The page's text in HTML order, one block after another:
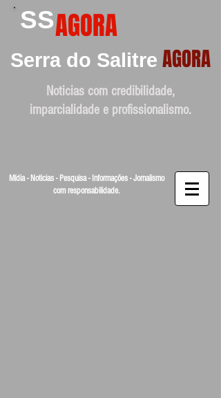
SSAGORA
Serra do Salitre AGORA
Noticias com credibilidade,
imparcialidade e profissionalismo.
Mídia - Noticias - Pesquisa - Informações - Jornalismo
com responsabilidade.